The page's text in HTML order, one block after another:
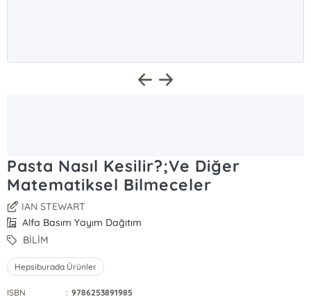
Pasta Nasıl Kesilir?;Ve Diğer
Matematiksel Bilmeceler
IAN STEWART
Alfa Basım Yayım Dağıtım
BİLİM
Hepsiburada Ürünler
ISBN : 9786253891985